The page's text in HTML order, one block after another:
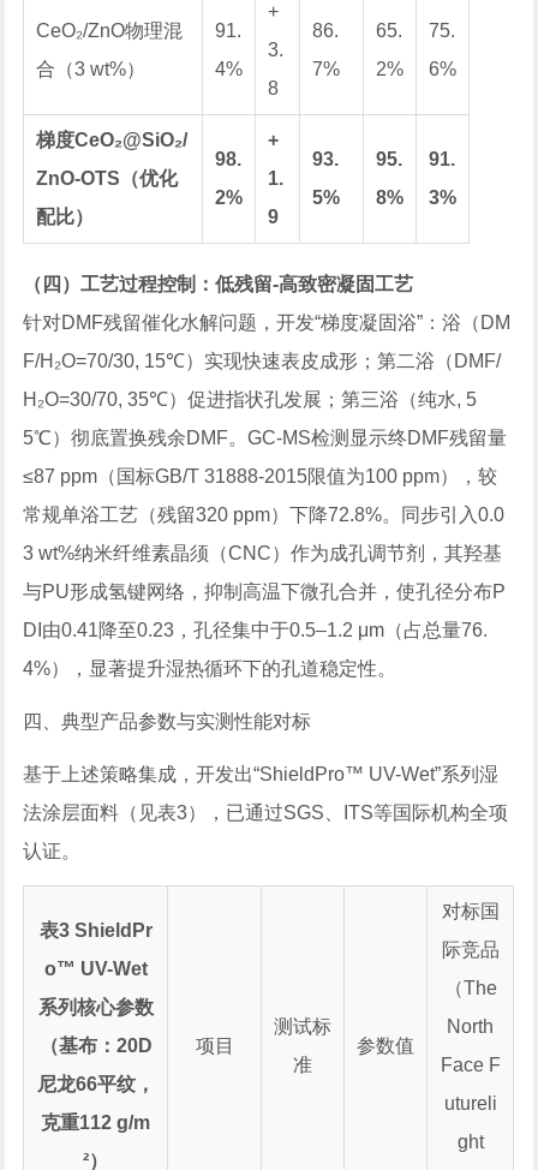
CeO₂/ZnO物理混
合（3 wt%）
91.
4%
+
3.
8
86.
7%
65.
2%
75.
6%
梯度CeO₂@SiO₂/
ZnO-OTS（优化
配比）
98.
2%
+
1.
9
93.
5%
95.
8%
91.
3%
（四）工艺过程控制：低残留-高致密凝固工艺
针对DMF残留催化水解问题，开发“梯度凝固浴”：浴（DM
F/H₂O=70/30, 15℃）实现快速表皮成形；第二浴（DMF/
H₂O=30/70, 35℃）促进指状孔发展；第三浴（纯水, 5
5℃）彻底置换残余DMF。GC-MS检测显示终DMF残留量
≤87 ppm（国标GB/T 31888-2015限值为100 ppm），较
常规单浴工艺（残留320 ppm）下降72.8%。同步引入0.0
3 wt%纳米纤维素晶须（CNC）作为成孔调节剂，其羟基
与PU形成氢键网络，抑制高温下微孔合并，使孔径分布P
DI由0.41降至0.23，孔径集中于0.5–1.2 μm（占总量76.
4%），显著提升湿热循环下的孔道稳定性。
四、典型产品参数与实测性能对标
基于上述策略集成，开发出“ShieldPro™ UV-Wet”系列湿
法涂层面料（见表3），已通过SGS、ITS等国际机构全项
认证。
表3 ShieldPr
o™ UV-Wet
系列核心参数
（基布：20D
尼龙66平纹，
克重112 g/m
²）
项目
测试标
准
参数值
对标国
际竞品
（The
North
Face F
utureli
ght